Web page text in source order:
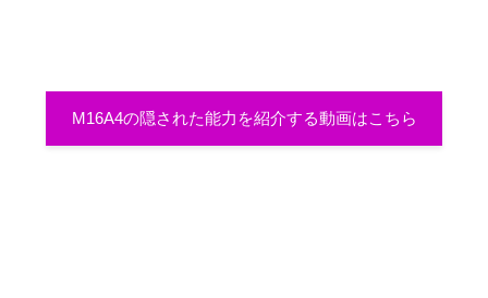
M16A4の隠された能力を紹介する動画はこちら